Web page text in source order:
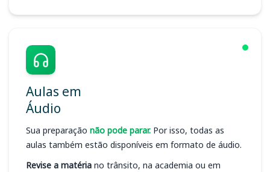
Aulas em
Áudio
Sua preparação não pode parar. Por isso, todas as
aulas também estão disponíveis em formato de áudio.
Revise a matéria no trânsito, na academia ou em